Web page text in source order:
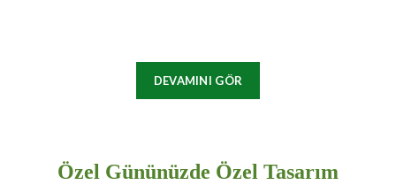
DEVAMINI GÖR
Özel Gününüzde Özel Tasarım